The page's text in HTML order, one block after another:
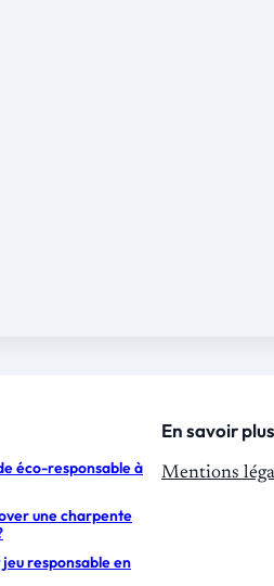
éco-responsable à
une charpente
responsable en
En savoir plus
Mentions